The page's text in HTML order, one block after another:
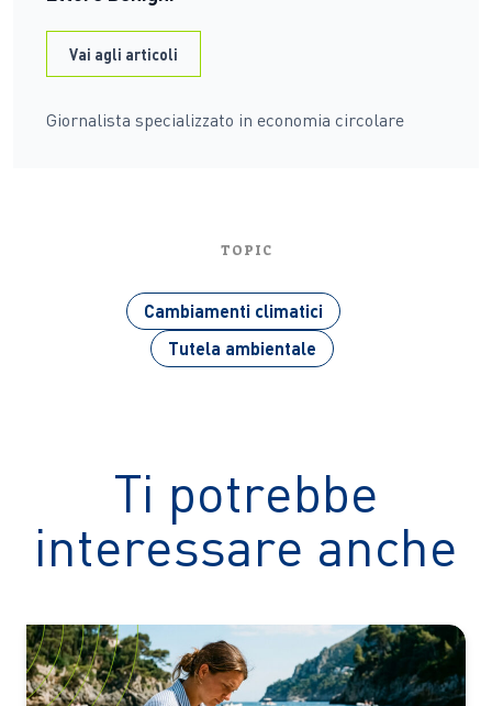
Vai agli articoli
Giornalista specializzato in economia circolare
TOPIC
Cambiamenti climatici
Tutela ambientale
Ti potrebbe
interessare anche